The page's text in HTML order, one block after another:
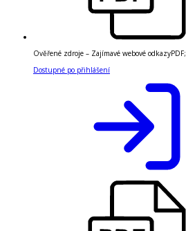
Ověřené zdroje – Zajímavé webové odkazyPDF;
Dostupné po přihlášení